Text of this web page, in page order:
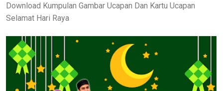
Download Kumpulan Gambar Ucapan Dan Kartu Ucapan
Selamat Hari Raya